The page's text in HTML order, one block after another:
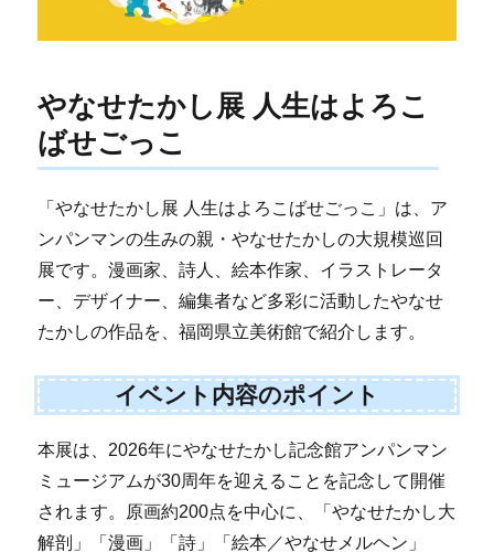
やなせたかし展 人生はよろこ
ばせごっこ
「やなせたかし展 人生はよろこばせごっこ」は、ア
ンパンマンの生みの親・やなせたかしの大規模巡回
展です。漫画家、詩人、絵本作家、イラストレータ
ー、デザイナー、編集者など多彩に活動したやなせ
たかしの作品を、福岡県立美術館で紹介します。
イベント内容のポイント
本展は、2026年にやなせたかし記念館アンパンマン
ミュージアムが30周年を迎えることを記念して開催
されます。原画約200点を中心に、「やなせたかし大
解剖」「漫画」「詩」「絵本／やなせメルヘン」